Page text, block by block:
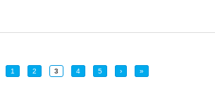
1 2 3 4 5 › »